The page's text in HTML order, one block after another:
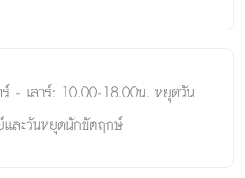
- เสาร์: 10.00-18.00น. หยุดวัน
ละวันหยุดนักขัตฤกษ์